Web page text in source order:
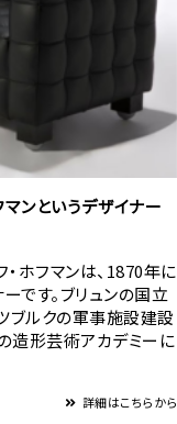
ンというデザイナー
ホフマンは、1870年に
です。ブリュンの国立
ブルクの軍事施設建設
造形芸術アカデミーに
詳細はこちらから